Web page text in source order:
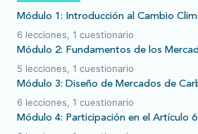
Módulo 1: Introducción al Cambio
6 lecciones, 1 cuestionario
Módulo 2: Fundamentos de los
5 lecciones, 1 cuestionario
Módulo 3: Diseño de Mercados de
6 lecciones, 1 cuestionario
Módulo 4: Participación en el Artículo 6